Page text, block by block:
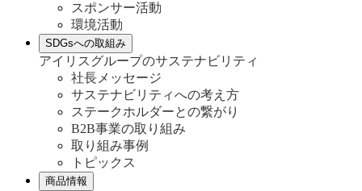
スポンサー活動
環境活動
SDGsへの取組み
アイリスグループのサステナビリティ
社長メッセージ
サステナビリティへの考え方
ステークホルダーとの繋がり
B2B事業の取り組み
取り組み事例
トピックス
商品情報